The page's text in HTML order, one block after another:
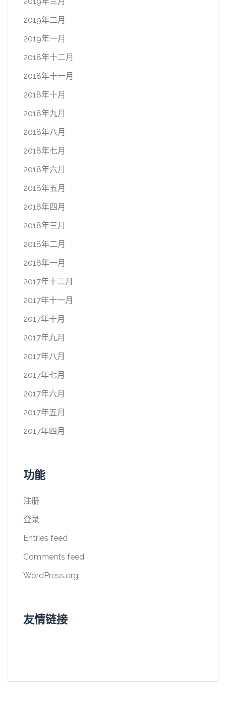
2019年二月
2019年一月
2018年十二月
2018年十一月
2018年十月
2018年九月
2018年八月
2018年七月
2018年六月
2018年五月
2018年四月
2018年三月
2018年二月
2018年一月
2017年十二月
2017年十一月
2017年十月
2017年九月
2017年八月
2017年七月
2017年六月
2017年五月
2017年四月
功能
注册
登录
Entries feed
Comments feed
WordPress.org
友情链接